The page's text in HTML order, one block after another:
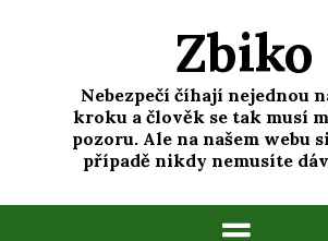
Zbiko
Nebezpečí číhají nejednou
kroku a člověk se tak musí
pozoru. Ale na našem webu
případě nikdy nemusíte